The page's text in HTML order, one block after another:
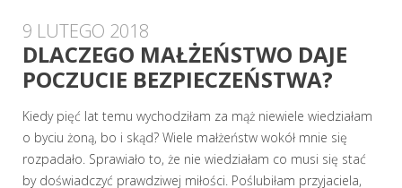
9 LUTEGO 2018
DLACZEGO MAŁŻEŃSTWO DAJE
POCZUCIE BEZPIECZEŃSTWA?
Kiedy pięć lat temu wychodziłam za mąż niewiele wiedziałam
o byciu żoną, bo i skąd? Wiele małżeństw wokół mnie się
rozpadało. Sprawiało to, że nie wiedziałam co musi się stać
by doświadczyć prawdziwej miłości. Poślubiłam przyjaciela,